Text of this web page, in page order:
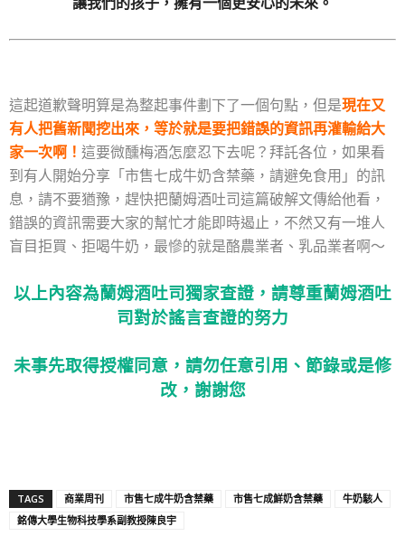
讓我們的孩子，擁有一個更安心的未來。
這起道歉聲明算是為整起事件劃下了一個句點，但是現在又
有人把舊新聞挖出來，等於就是要把錯誤的資訊再灌輸給大
家一次啊！ 這要微醺梅酒怎麼忍下去呢？拜託各位，如果看
到有人開始分享「市售七成牛奶含禁藥，請避免食用」的訊
息，請不要猶豫，趕快把蘭姆酒吐司這篇破解文傳給他看，
錯誤的資訊需要大家的幫忙才能即時遏止，不然又有一堆人
盲目拒買、拒喝牛奶，最慘的就是酪農業者、乳品業者啊～
以上內容為蘭姆酒吐司獨家查證，請尊重蘭姆酒吐
司對於謠言查證的努力
未事先取得授權同意，請勿任意引用、節錄或是修
改，謝謝您
TAGS 商業周刊 市售七成牛奶含禁藥 市售七成鮮奶含禁藥
牛奶駭人
銘傳大學生物科技學系副教授陳良宇